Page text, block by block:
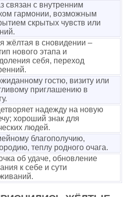
связан с внутренним
гармонии, возможным
скрытых чувств или
жёлтая в сновидении –
нового этапа и
себя, переход
гостю, визиту или
приглашению в
надежду на новую
хороший знак для
людей.
благополучию,
теплу родного очага.
об удаче, обновление
к себе и сути